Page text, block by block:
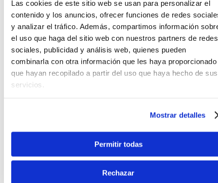
Las cookies de este sitio web se usan para personalizar el
contenido y los anuncios, ofrecer funciones de redes
y analizar el tráfico. Además, compartimos información
el uso que haga del sitio web con nuestros partners de redes
sociales, publicidad y análisis web, quienes pueden
combinarla con otra información que les haya proporcionado
que hayan recopilado a partir del uso que haya hecho de sus
servicios.
Mostrar detalles
Permitir todas
Rechazar
Características
Maderas de Arce/Abedul
Bombo:
7 mm, 5 capas de abedul + 2 capas internas
de arce
Aros fundidos a presión